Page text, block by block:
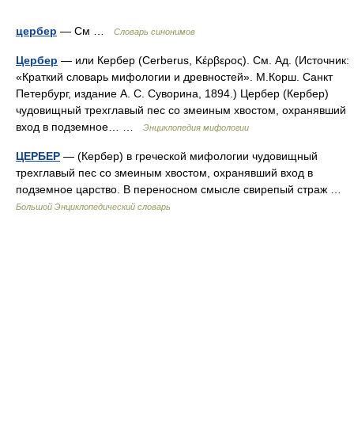
цербер — См … Словарь синонимов
Цербер — или Кербер (Cerberus, Κέρβερος). См. Ад. (Источник:
«Краткий словарь мифологии и древностей». М.Корш. Санкт
Петербург, издание А. С. Суворина, 1894.) Цербер (Кербер)
чудовищный трехглавый пес со змеиным хвостом, охранявший
вход в подземное… …
Энциклопедия мифологии
ЦЕРБЕР — (Кербер) в греческой мифологии чудовищный
трехглавый пес со змеиным хвостом, охранявший вход в
подземное царство. В переносном смысле свирепый страж …
Большой Энциклопедический словарь